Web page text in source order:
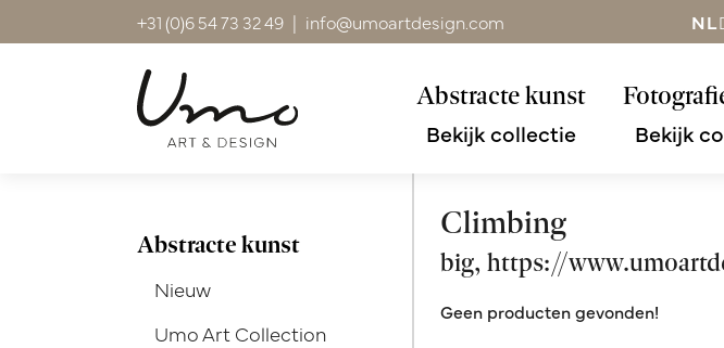
+31 (0)6 54 73 32 49 | info@umoartdesign.com NL
Abstracte kunst
Bekijk collectie Bekijk
Abstracte kunst
Nieuw
Umo Art Collection
Climbing
big, https://
Geen producten gevonden!